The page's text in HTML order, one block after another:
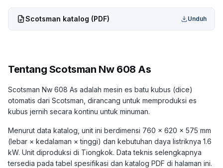
Scotsman katalog (PDF) Unduh
Tentang Scotsman Nw 608 As
Scotsman Nw 608 As adalah mesin es batu kubus (dice)
otomatis dari Scotsman, dirancang untuk memproduksi es
kubus jernih secara kontinu untuk minuman.
Menurut data katalog, unit ini berdimensi 760 × 620 × 575 mm
(lebar × kedalaman × tinggi) dan kebutuhan daya listriknya 1.6
kW. Unit diproduksi di Tiongkok. Data teknis selengkapnya
tersedia pada tabel spesifikasi dan katalog PDF di halaman ini.